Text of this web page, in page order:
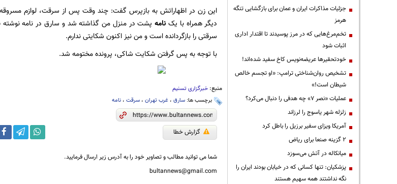
این زن در اظهاراتش به بازپرس گفت: چند وقت پس از سرقت، لوازم
دیگر همراه با یک نامهپشت در منزل من گذاشته شد و سارق در نامه نوشته
سرقتی را بازگردانده است و من نیز اکنون شکایتی ندارم.
با توجه به پس گرفتن شکایت شاکی، پرونده مختومه شد.
منبع: خبرگزاری تسنیم
برچسب ها: سارق، غرب تهران، سرقت، نامه
گزارش خطا
شما می توانید مطالب و تصاویر خود را به آدرس زیر ارسال فرمایید.
bultannews@gmail.com
جزئیات مذاکرات ایران و عمان برای بازگشایی تنگه
هرمز
تخم‌مرغ‌هایی که در مرز پوسیدند تا اقتدار اداری
اثبات شود
خودتحقیرها عریضه‌نویس کاخ سفید شده‌اند!
تشخیص روان‌شناختی ترامپ: «او تجسم خالص
شیطان است!»
عملیات «نصر ۷» چه هدفی را دنبال می‌کرد؟
زلزله شهر یاسوج را لرزاند
آمریکا ویزای سفیر برزیل را باطل کرد
۲ گزینه صنعا برای ریاض
میانکاله در آتش می‌سوزد
پزشکیان: تنها کسانی که در خیابان بودند ایران را
نگه نداشتند همه سهیم هستند